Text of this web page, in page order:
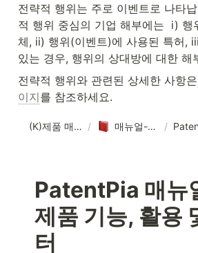
전략적 행위는 주로 이벤트로 나타
적 행위 중심의 기업 해부에는  i)
체, ii) 행위(이벤트)에 사용된 특허,
있는 경우, 행위의 상대방에 대한 해
전략적 행위와 관련된 상세한 사항은
이지를 참조하세요.